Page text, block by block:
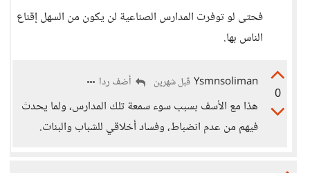
فحتى لو توفرت المدارس الصناعية لن يكون من السهل إقناع
الناس بها.
0
Ysmnsoliman قبل شهرين أضف ردا
هذا مع الأسف بسبب سوء سمعة تلك المدارس، ولما يحدث
فيهم من عدم انضباط، وفساد أخلاقي للشباب والبنات.